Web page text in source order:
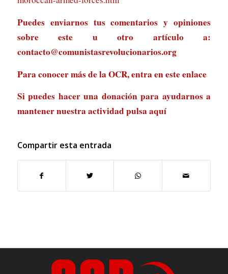
Puedes enviarnos tus comentarios y opiniones
sobre este u otro artículo a:
contacto@comunistasrevolucionarios.org
Para conocer más de la OCR, entra eneste enlace
Si puedes hacer una donación para ayudarnos a
mantener nuestra actividad pulsa aquí
Compartir esta entrada